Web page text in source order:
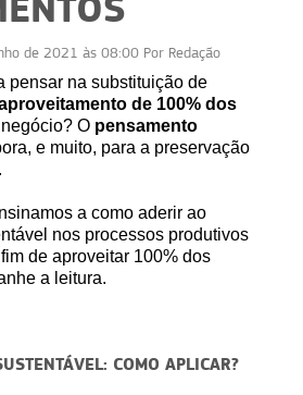
de 2021 às 08:00 Por Redação
pensar na substituição de
de 100% dos
negócio? O pensamento
e muito, para a preservação
a como aderir ao
nos processos produtivos
de aproveitar 100% dos
a leitura.
COMO APLICAR?